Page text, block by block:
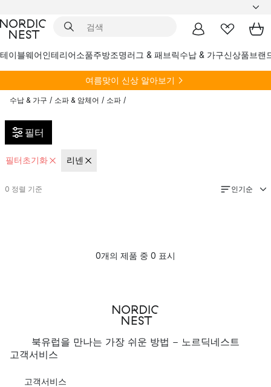
테이블웨어인테리어소품주방조명러그 & 패브릭수납 & 가구신상품브랜
여름맞이 신상 알아보기
수납 & 가구 / 소파 & 암체어 / 소파 /
필터
필터초기화 리넨
0 정렬 기준 인기순
0개의 제품 중 0 표시
북유럽을 만나는 가장 쉬운 방법 - 노르딕네스트
고객서비스
고객서비스